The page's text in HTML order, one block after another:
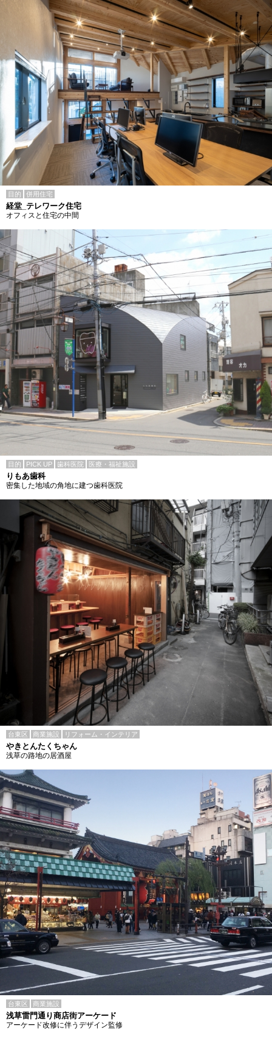
目的 併用住宅
経堂_テレワーク住宅
オフィスと住宅の中間
目的 PICK UP 歯科医院 医療・福祉施設
りもあ歯科
密集した地域の角地に建つ歯科医院
台東区 商業施設 リフォーム・インテリア
やきとんたくちゃん
浅草の路地の居酒屋
台東区 商業施設
浅草雷門通り商店街アーケード
アーケード改修に伴うデザイン監修